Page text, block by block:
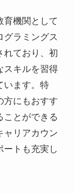
機関として
グラミングス
れており、初
スキルを習得
います。特
方にもおすす
ことができる
ャリアカウン
ートも充実し